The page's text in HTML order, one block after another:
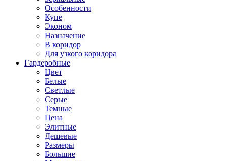
Особенности
Купе
Эконом
Назначение
В коридор
Для узкого коридора
Гардеробные
Цвет
Белые
Светлые
Серые
Темные
Цена
Элитные
Дешевые
Размеры
Большие